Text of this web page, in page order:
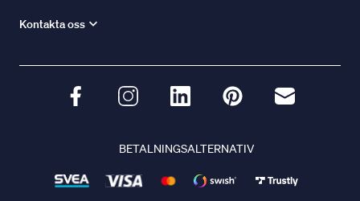
Kontakta oss
BETALNINGSALTERNATIV